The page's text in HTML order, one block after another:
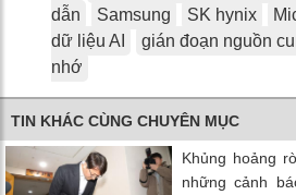
dẫn
Samsung SK hynix
dữ liệu AI
gián đoạn nguồn
nhớ
TIN KHÁC CÙNG CHUYÊN MỤC
Khủng hoảng
những cảnh